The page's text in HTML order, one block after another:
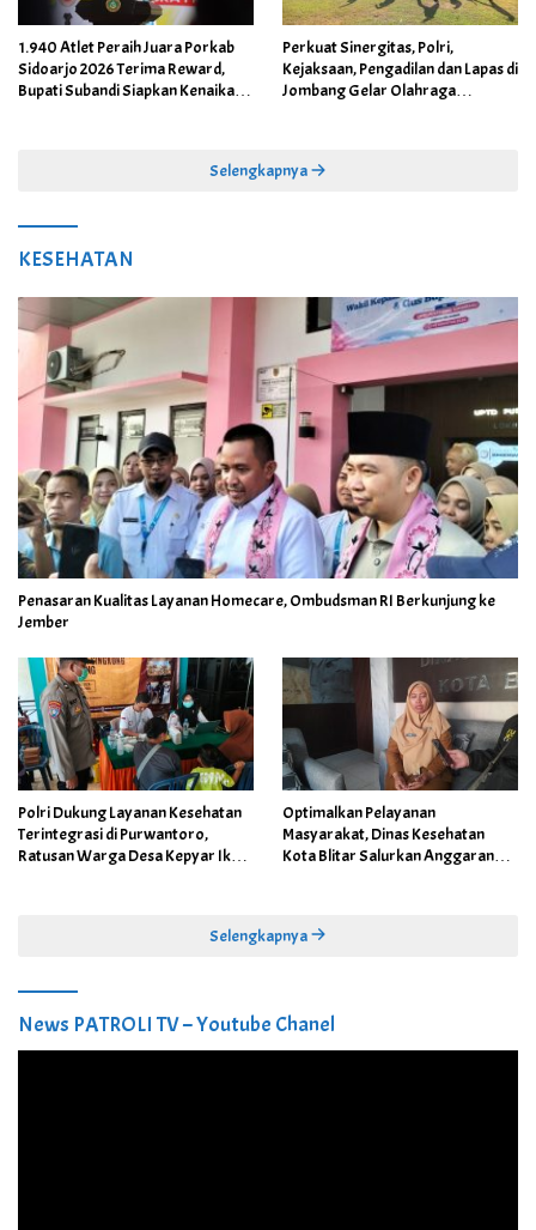
1.940 Atlet Peraih Juara Porkab
Sidoarjo 2026 Terima Reward,
Bupati Subandi Siapkan Kenaikan
Perkuat Sinergitas, Polri,
Kejaksaan, Pengadilan dan Lapas di
Jombang Gelar Olahraga
Selengkapnya
KESEHATAN
Penasaran Kualitas Layanan Homecare, Ombudsman RI Berkunjung ke
Jember
Polri Dukung Layanan Kesehatan
Terintegrasi di Purwantoro,
Ratusan Warga Desa Kepyar Ikuti
Optimalkan Pelayanan
Masyarakat, Dinas Kesehatan
Kota Blitar Salurkan Anggaran
Selengkapnya
News PATROLI TV – Youtube Chanel